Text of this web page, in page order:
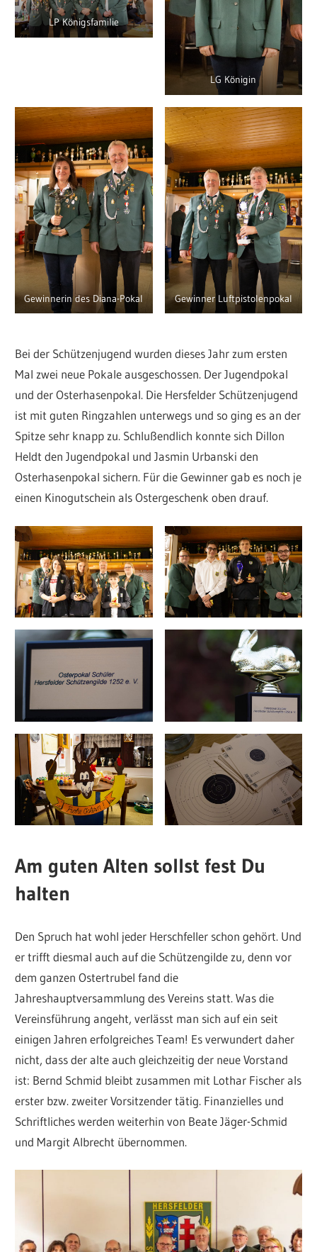
LP Königsfamilie
LG Königin
Gewinnerin des Diana-Pokal Gewinner Luftpistolenpokal
Bei der Schützenjugend wurden dieses Jahr zum ersten
Mal zwei neue Pokale ausgeschossen. Der Jugendpokal
und der Osterhasenpokal. Die Hersfelder Schützenjugend
ist mit guten Ringzahlen unterwegs und so ging es an der
Spitze sehr knapp zu. Schlußendlich konnte sich Dillon
Heldt den Jugendpokal und Jasmin Urbanski den
Osterhasenpokal sichern. Für die Gewinner gab es noch je
einen Kinogutschein als Ostergeschenk oben drauf.
Am guten Alten sollst fest Du
halten
Den Spruch hat wohl jeder Herschfeller schon gehört. Und
er trifft diesmal auch auf die Schützengilde zu, denn vor
dem ganzen Ostertrubel fand die
Jahreshauptversammlung des Vereins statt. Was die
Vereinsführung angeht, verlässt man sich auf ein seit
einigen Jahren erfolgreiches Team! Es verwundert daher
nicht, dass der alte auch gleichzeitig der neue Vorstand
ist: Bernd Schmid bleibt zusammen mit Lothar Fischer als
erster bzw. zweiter Vorsitzender tätig. Finanzielles und
Schriftliches werden weiterhin von Beate Jäger-Schmid
und Margit Albrecht übernommen.